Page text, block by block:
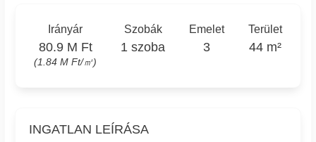
Irányár
80.9 M Ft
(1.84 M Ft/㎡)
Szobák
1 szoba
Emelet
3
Terület
44 m²
INGATLAN LEÍRÁSA